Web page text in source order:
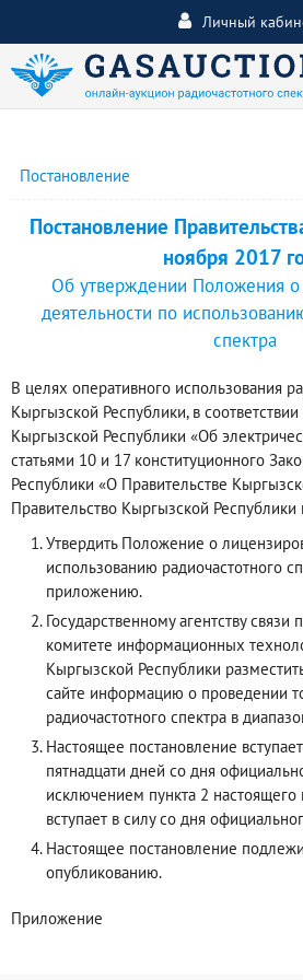
Личный
Постановление
Постановление
ноября 2017
Об утверждении Положения о
деятельности по
спектра
В целях оперативного использования
Кыргызской Республики, в
Кыргызской Республики «Об
статьями 10 и 17 конституционного
Республики «О Правительстве
Правительство Кыргызской Республики
Утвердить Положение о
использованию радиочастотного
приложению.
Государственному агентству связи
комитете информационных
Кыргызской Республики
сайте информацию о проведении
радиочастотного спектра в
Настоящее постановление
пятнадцати дней со дня
исключением пункта 2 настоящего
вступает в силу со дня
Настоящее постановление
опубликованию.
Приложение